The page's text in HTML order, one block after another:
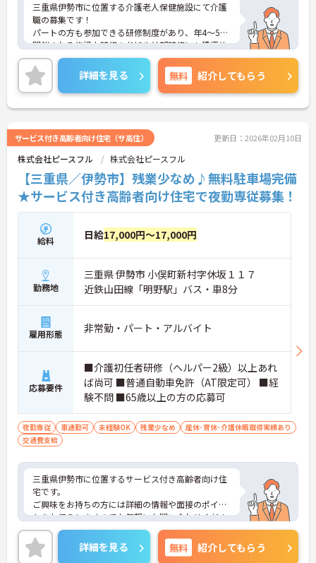
三重県伊勢市に位置する介護老人保健施設にて介護
職の募集です！
パートの方も参加できる研修制度があり、年4～5回
開催される施設内研修の参加や外部研修にも積極的
にご参加いただけますので、スキルアップや知識の
向上ができる環境です。
ご興味ある方には、面接対策ポイントなど、さらに
詳細をお話しいたしますのでお気軽にご相談くださ
い！
詳細を見る 無料 紹介してもらう
サービス付き高齢者向け住宅（サ高住） 更新日：2026年02月10日
株式会社ピースフル 株式会社ピースフル
【三重県／伊勢市】残業少なめ♪無料駐車場完備
★サービス付き高齢者向け住宅で夜勤専従募集！
給料 日給17,000円～17,000円
勤務地
三重県 伊勢市 小俣町新村字休坂１１７
近鉄山田線「明野駅」バス・車8分
雇用形態 非常勤・パート・アルバイト
応募要件
■介護初任者研修（ヘルパー2級）以上あれ
ば尚可 ■普通自動車免許（AT限定可） ■経
験不問 ■65歳以上の方の応募可
夜勤専従 車通勤可 未経験OK 残業少なめ
産休･育休･介護休暇取得実績あり
交通費支給
三重県伊勢市に位置するサービス付き高齢者向け住
宅です。
ご興味をお持ちの方には詳細の情報や面接のポイン
トをお伝えしますのでお気軽にお問い合わせくださ
いませ。
詳細を見る 無料 紹介してもらう